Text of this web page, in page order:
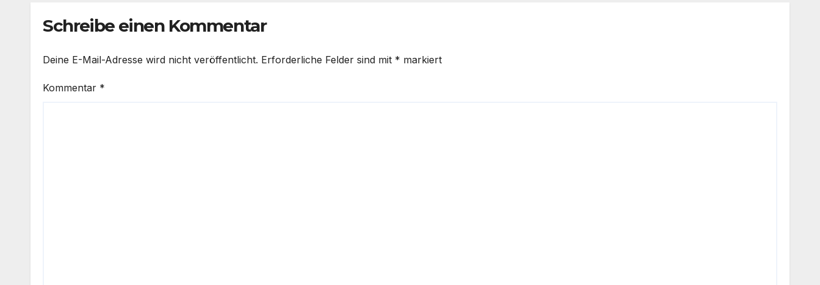
Schreibe einen Kommentar
Deine E-Mail-Adresse wird nicht veröffentlicht. Erforderliche Felder sind mit * markiert
Kommentar *